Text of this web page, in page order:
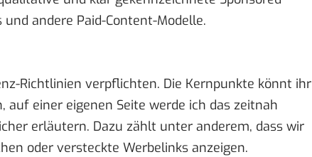
und andere Paid-Content-Modelle.
Richtlinien verpflichten. Die Kernpunkte könnt ihr
auf einer eigenen Seite werde ich das zeitnah
erläutern. Dazu zählt unter anderem, dass wir
oder versteckte Werbelinks anzeigen.